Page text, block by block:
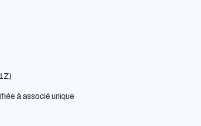
à associé unique